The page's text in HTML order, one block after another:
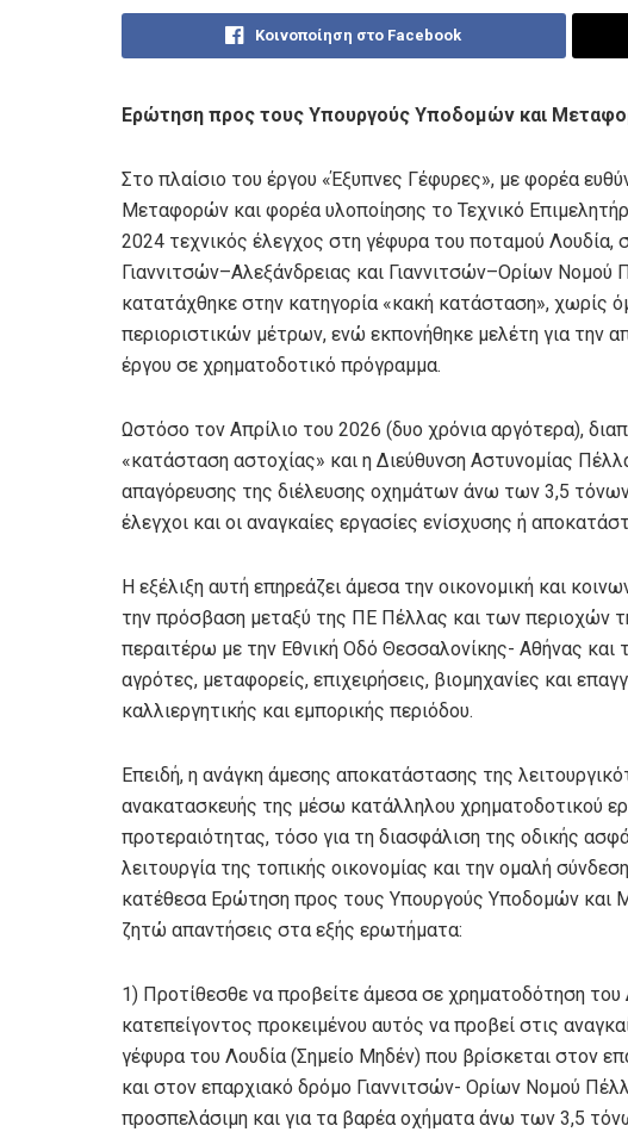
Κοινοποίηση στο Facebook
Ερώτηση προς τους Υπουργούς Υποδομών και
Στο πλαίσιο του έργου «Έξυπνες Γέφυρες», με φορέα
Μεταφορών και φορέα υλοποίησης το Τεχνικό
2024 τεχνικός έλεγχος στη γέφυρα του ποταμού
Γιαννιτσών–Αλεξάνδρειας και Γιαννιτσών–Ορίων
κατατάχθηκε στην κατηγορία «κακή κατάσταση», χωρίς
περιοριστικών μέτρων, ενώ εκπονήθηκε μελέτη για την
έργου σε χρηματοδοτικό πρόγραμμα.
Ωστόσο τον Απρίλιο του 2026 (δυο χρόνια αργότερα),
«κατάσταση αστοχίας» και η Διεύθυνση Αστυνομίας
απαγόρευσης της διέλευσης οχημάτων άνω των 3,5
έλεγχοι και οι αναγκαίες εργασίες ενίσχυσης ή
Η εξέλιξη αυτή επηρεάζει άμεσα την οικονομική και
την πρόσβαση μεταξύ της ΠΕ Πέλλας και των περιοχών
περαιτέρω με την Εθνική Οδό Θεσσαλονίκης- Αθήνας και
αγρότες, μεταφορείς, επιχειρήσεις, βιομηχανίες και
καλλιεργητικής και εμπορικής περιόδου.
Επειδή, η ανάγκη άμεσης αποκατάστασης της
ανακατασκευής της μέσω κατάλληλου χρηματοδοτικού
προτεραιότητας, τόσο για τη διασφάλιση της οδικής
λειτουργία της τοπικής οικονομίας και την ομαλή
κατέθεσα Ερώτηση προς τους Υπουργούς Υποδομών και
ζητώ απαντήσεις στα εξής ερωτήματα:
1) Προτίθεσθε να προβείτε άμεσα σε χρηματοδότηση του
κατεπείγοντος προκειμένου αυτός να προβεί στις
γέφυρα του Λουδία (Σημείο Μηδέν) που βρίσκεται στον
και στον επαρχιακό δρόμο Γιαννιτσών- Ορίων Νομού
προσπελάσιμη και για τα βαρέα οχήματα άνω των 3,5